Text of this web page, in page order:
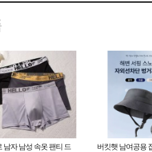
남자 남성 속옷 팬티 드
버킷햇 남여공용